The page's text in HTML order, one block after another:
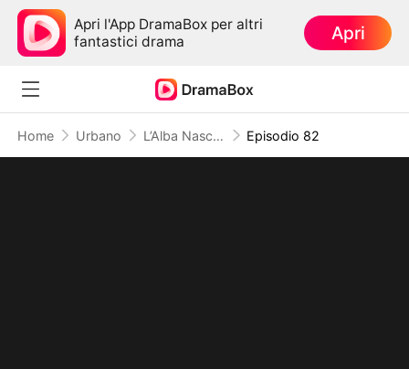
Apri l'App DramaBox per altri
fantastici drama
Apri
Home Urbano L’Alba Nascente Il Risveglio del Potere Episodio 82